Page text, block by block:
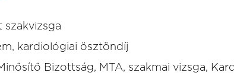
szakvizsga
kardiológiai ösztöndíj
Bizottság, MTA, szakmai vizsga,